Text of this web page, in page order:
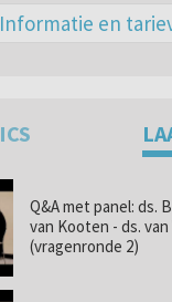
Informatie en
Q&A met panel: ds.
van Kooten - ds.
(vragenronde 2)